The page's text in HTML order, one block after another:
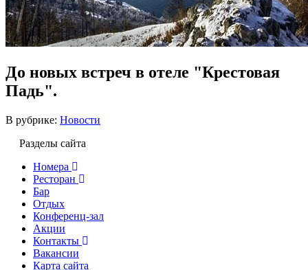
До новых встреч в отеле "Крестовая
Падь".
В рубрике: Новости
Разделы сайта
Номера
Ресторан
Бар
Отдых
Конференц-зал
Акции
Контакты
Вакансии
Карта сайта